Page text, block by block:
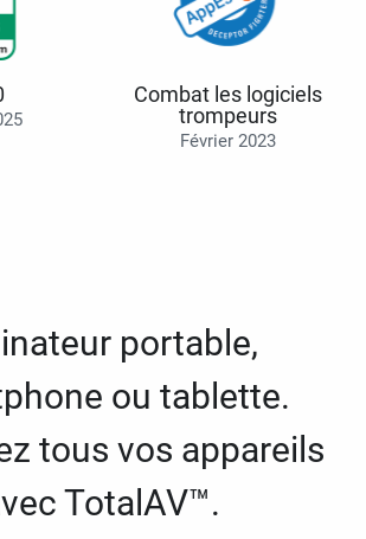
Combat les logiciels
trompeurs
Février 2023
portable,
ou tablette.
tous vos appareils
TotalAV™.